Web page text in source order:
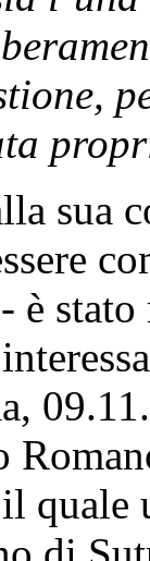
sua
è
quale